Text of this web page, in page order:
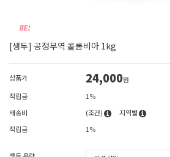
[생두] 공정무역 콜롬비아 1kg
상품가 24,000원
적립금
1%
배송비
(조건)
지역별
적립금
1%